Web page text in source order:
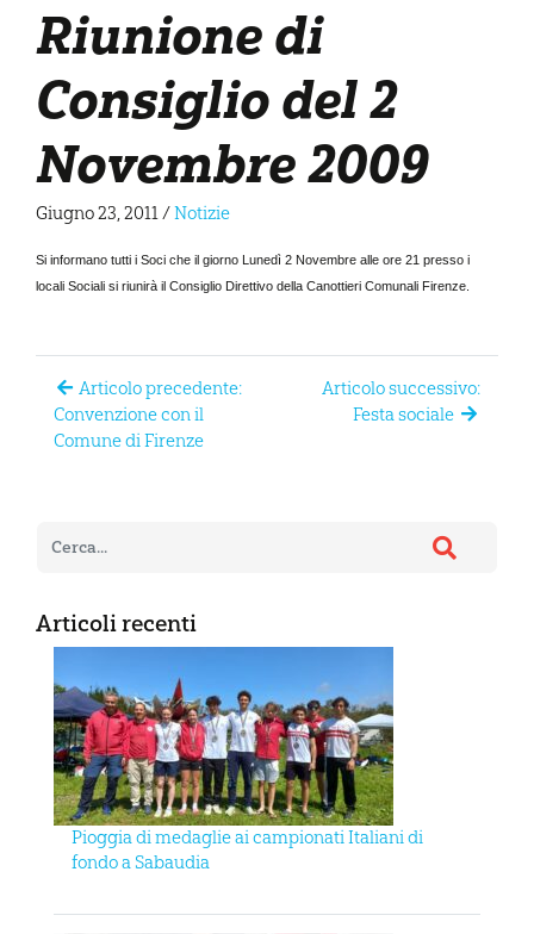
Riunione di
Consiglio del 2
Novembre 2009
Giugno 23, 2011/Notizie
Si informano tutti i Soci che il giorno Lunedì 2 Novembre alle ore 21 presso i
locali Sociali si riunirà il Consiglio Direttivo della Canottieri Comunali Firenze.
Articolo precedente:
Convenzione con il
Comune di Firenze
Articolo successivo:
Festa sociale
Articoli recenti
Pioggia di medaglie ai campionati Italiani di
fondo a Sabaudia